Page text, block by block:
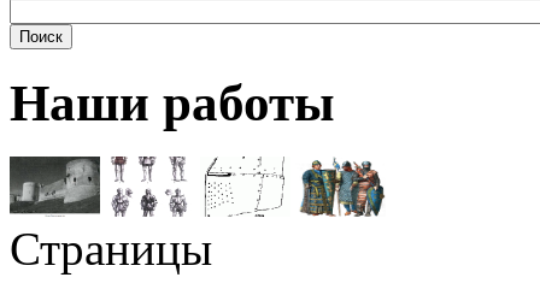
Поиск
Наши работы
Страницы